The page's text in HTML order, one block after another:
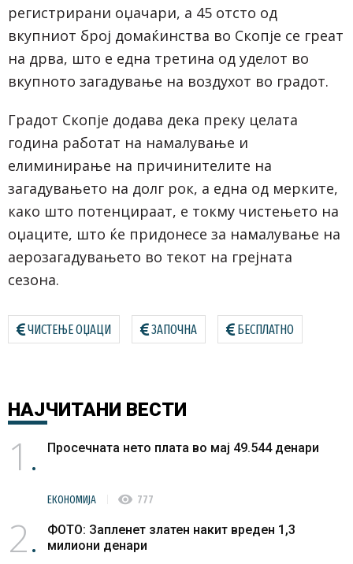
регистрирани оџачари, а 45 отсто од
вкупниот број домаќинства во Скопје се греат
на дрва, што е една третина од уделот во
вкупното загадување на воздухот во градот.
Градот Скопје додава дека преку целата
година работат на намалување и
елиминирање на причинителите на
загадувањето на долг рок, а една од мерките,
како што потенцираат, е токму чистењето на
оџаците, што ќе придонесе за намалување на
аерозагадувањето во текот на грејната
сезона.
ЧИСТЕЊЕ ОЏАЦИ ЗАПОЧНА БЕСПЛАТНО
НАЈЧИТАНИ ВЕСТИ
1 Просечната нето плата во мај 49.544 денари
ЕКОНОМИЈА visibility 777
2
ФОТО: Запленет златен накит вреден 1,3
милиони денари